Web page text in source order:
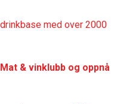
med over 2000
& vinklubb og oppnå